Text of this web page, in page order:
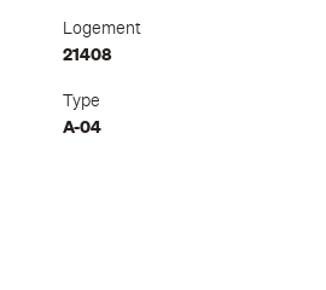
Logement
21408
Type
A-04